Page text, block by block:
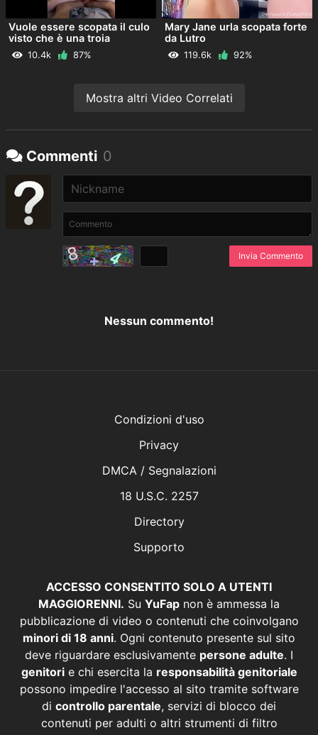
Vuole essere scopata il culo
visto che è una troia
10.4k 87%
Mary Jane urla scopata forte
da Lutro
119.6k 92%
Mostra altri Video Correlati
Commenti 0
Invia Commento
Nessun commento!
Condizioni d'uso
Privacy
DMCA / Segnalazioni
18 U.S.C. 2257
Directory
Supporto
ACCESSO CONSENTITO SOLO A UTENTI
MAGGIORENNI. Su YuFap non è ammessa la
pubblicazione di video o contenuti che coinvolgano
minori di 18 anni. Ogni contenuto presente sul sito
deve riguardare esclusivamente persone adulte. I
genitorie chi esercita la responsabilità genitoriale
possono impedire l'accesso al sito tramite software
di controllo parentale, servizi di blocco dei
contenuti per adulti o altri strumenti di filtro